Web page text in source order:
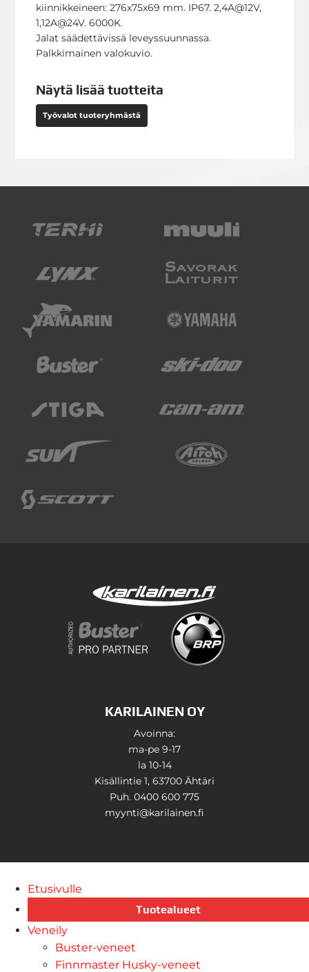
kiinnikkeineen: 276x75x69 mm. IP67. 2,4A@12V,
1,12A@24V. 6000K.
Jalat säädettävissä leveyssuunnassa.
Palkkimainen valokuvio.
Näytä lisää tuotteita
Työvalot tuoteryhmästä
KARILAINEN OY
Avoinna:
ma-pe 9-17
la 10-14
Kisällintie 1, 63700 Ähtäri
Puh. 0400 600 775
myynti@karilainen.fi
Etusivulle
Tuotealueet
Veneily
Buster-veneet
Finnmaster Husky-veneet